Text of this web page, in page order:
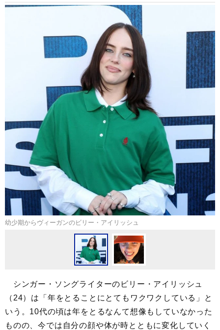
幼少期からヴィーガンのビリー・アイリッシュ
シンガー・ソングライターのビリー・アイリッシュ
（24）は「年をとることにとてもワクワクしている」と
いう。10代の頃は年をとるなんて想像もしていなかった
ものの、今では自分の顔や体が時とともに変化していく